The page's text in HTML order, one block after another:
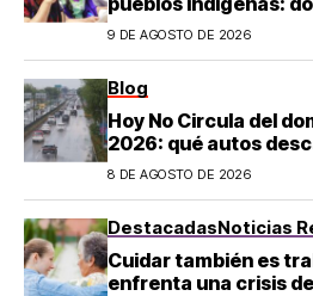
desapariciones
9 DE AGOSTO DE 2026
Blog
Hoy No Circula del
2026: qué autos
salir en CDMX y el
8 DE AGOSTO DE 2026
DestacadasNoticias
Cuidar también es
enfrenta una crisis